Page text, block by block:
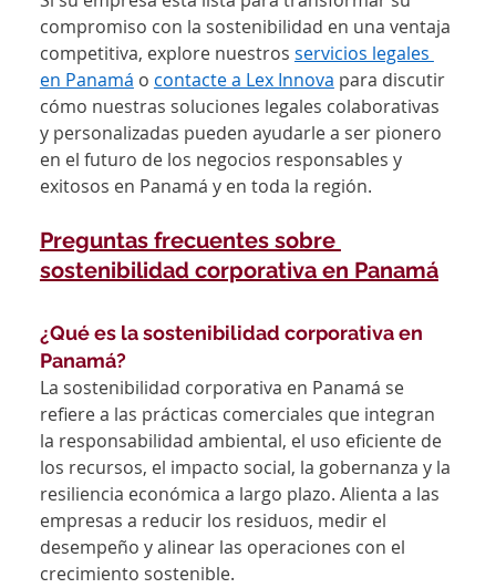
compromiso con la sostenibilidad en una ventaja
competitiva, explore nuestros servicios legales
en Panamá o contacte a Lex Innova para discutir
cómo nuestras soluciones legales colaborativas
y personalizadas pueden ayudarle a ser pionero
en el futuro de los negocios responsables y
exitosos en Panamá y en toda la región.
Preguntas frecuentes sobre
sostenibilidad corporativa en Panamá
¿Qué es la sostenibilidad corporativa en
Panamá?
La sostenibilidad corporativa en Panamá se
refiere a las prácticas comerciales que integran
la responsabilidad ambiental, el uso eficiente de
los recursos, el impacto social, la gobernanza y la
resiliencia económica a largo plazo. Alienta a las
empresas a reducir los residuos, medir el
desempeño y alinear las operaciones con el
crecimiento sostenible.